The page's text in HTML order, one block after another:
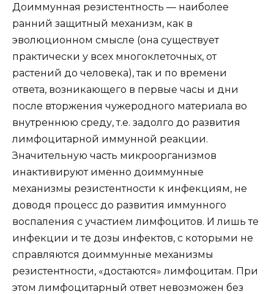
Доиммунная резистентность — наиболее
ранний защитный механизм, как в
эволюционном смысле (она существует
практически у всех многоклеточных, от
растений до человека), так и по времени
ответа, возникающего в первые часы и дни
после вторжения чужеродного материала во
внутреннюю среду, т.е. задолго до развития
лимфоцитарной иммунной реакции.
Значительную часть микроорганизмов
инактивируют именно доиммунные
механизмы резистентности к инфекциям, не
доводя процесс до развития иммунного
воспаления с участием лимфоцитов. И лишь те
инфекции и те дозы инфектов, с которыми не
справляются доиммунные механизмы
резистентности, «достаются» лимфоцитам. При
этом лимфоцитарный ответ невозможен без